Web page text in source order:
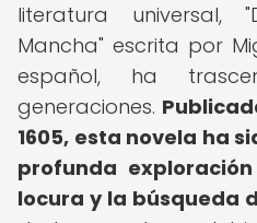
literatura universal,
Mancha" escrita por
español, ha
generaciones.
1605, esta novela ha
profunda
locura y la búsqueda